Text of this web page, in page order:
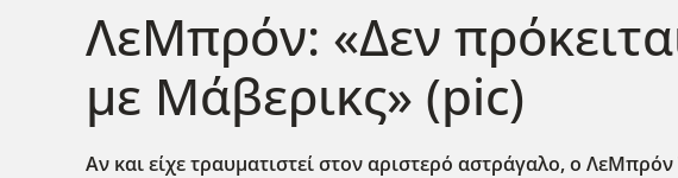
ΛεΜπρόν: «Δεν
με Μάβερικς» (pic)
Αν και είχε τραυματιστεί στον αριστερό αστράγαλο, ο